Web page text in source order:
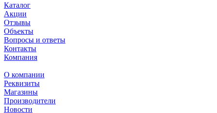
Каталог
Акции
Отзывы
Объекты
Вопросы и ответы
Контакты
Компания
О компании
Реквизиты
Магазины
Производители
Новости